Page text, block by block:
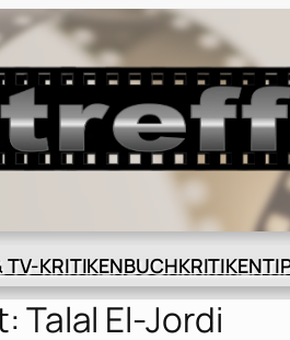
TV-KRITIKENBUCHKRITIKEN
Talal El-Jordi